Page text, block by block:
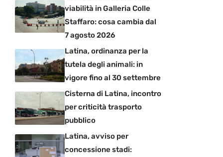
viabilità in Galleria Colle
Staffaro: cosa cambia dal
7 agosto 2026
Latina, ordinanza per la
tutela degli animali: in
vigore fino al 30 settembre
Cisterna di Latina, incontro
per criticità trasporto
pubblico
Latina, avviso per
concessione stadi: